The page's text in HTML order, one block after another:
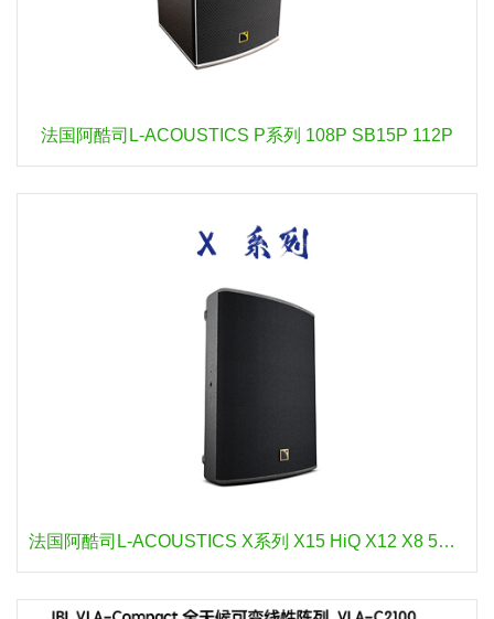
法国阿酷司L-ACOUSTICS P系列 108P SB15P 112P
法国阿酷司L-ACOUSTICS X系列 X15 HiQ X12 X8 5XT X4I